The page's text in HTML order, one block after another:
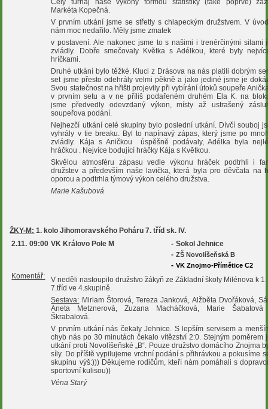
Celý turnaj naše výkony formou statistiky (také poprvé)
Markéta Kopečná.
V prvním utkání jsme se střetly s chlapeckým družstvem. V
nám moc nedařilo. Měly jsme zmatek
v postavení. Ale nakonec jsme to s našimi i trenérčinými silami
zvládly. Dobře smečovaly Květka s Adélkou, které byly
hríčkami.
Druhé utkání bylo těžké. Kluci z Drásova na nás platili dobrým
set jsme přesto odehrály velmi pěkně a jako jediné jsme je
Svou statečnost na hřišti projevily při vybírání útoků soupeře
v prvním setu a v ne příliš podařeném druhém Ela K. na
jsme předvedly odevzdaný výkon, místy až ustrašený
soupeřova podání.
Nejhezčí utkání celé skupiny bylo poslední utkání. Dívčí souboj
vyhrály v tie breaku. Byl to napínavý zápas, který jsme po
zvládly. Kája s Aničkou úspěšně podávaly, Adélka byla
hráčkou . Nejvíce bodující hráčky Kája s Květkou.
Skvělou atmosféru zápasu vedle výkonu hráček podtrhli i
družstev a především naše lavička, která byla pro děvčata na
oporou a podtrhla týmový výkon celého družstva.
Marie Kašubová
ŽKY-M: 1. kolo Jihomoravského Poháru 7. tříd sk. IV.
2.11. 09:00 VK Královo Pole M - Sokol Jehnice
- ZŠ Novolíšeňská B
- VK Znojmo-Přímětice C2
Komentář:
V neděli nastoupilo družstvo žákyň ze Základní školy Milénova k
7.tříd ve 4.skupině.
Sestava: Miriam Štorová, Tereza Janková, Alžběta Dvořáková,
Aneta Metznerová, Zuzana Macháčková, Marie
Škrabalová.
V prvním utkání nás čekaly Jehnice. S lepším servisem a
chyb nás po 30 minutách čekalo vítězství 2:0. Stejným poměrem
utkání proti Novolíšeňské „B“. Pouze družstvo domácího Znojma
síly. Do příště vypilujeme vrchní podání s přihrávkou a pokusíme
skupinu výš:))) Děkujeme rodičům, kteří nám pomáhali s
sportovní kulisou))
Véna Starý